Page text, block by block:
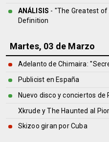
ANÁLISIS - "The Greatest
Definition
Martes, 03 de Marzo
Adelanto de Chimaira:
Publicist en España
Nuevo disco y conciertos de
Xkrude y The Haunted al
Skizoo giran por Cuba